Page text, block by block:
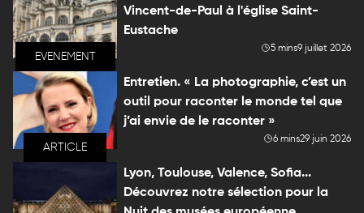
EVENEMENT
Vincent-de-Paul à l'église Saint-
Eustache
5 mins9 juillet 2026
ARTICLE
Entretien. « La photographie, c’est un
outil pour raconter le monde tel que
j’ai envie de le raconter »
6 mins29 juin 2026
Lyon, Toulouse, Valence, Sofia...
Découvrez notre sélection pour la